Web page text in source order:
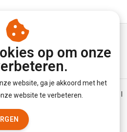
| Privacy Policy
|
| Realisatie
op om onze
website, ga je akkoord met het
website te verbeteren.